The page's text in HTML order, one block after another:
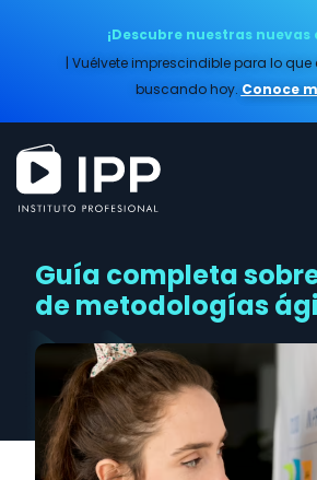
¡Descubre nuestras nuevas
| Vuélvete imprescindible para lo
buscando hoy. Conoce
Guía completa
de metodologías